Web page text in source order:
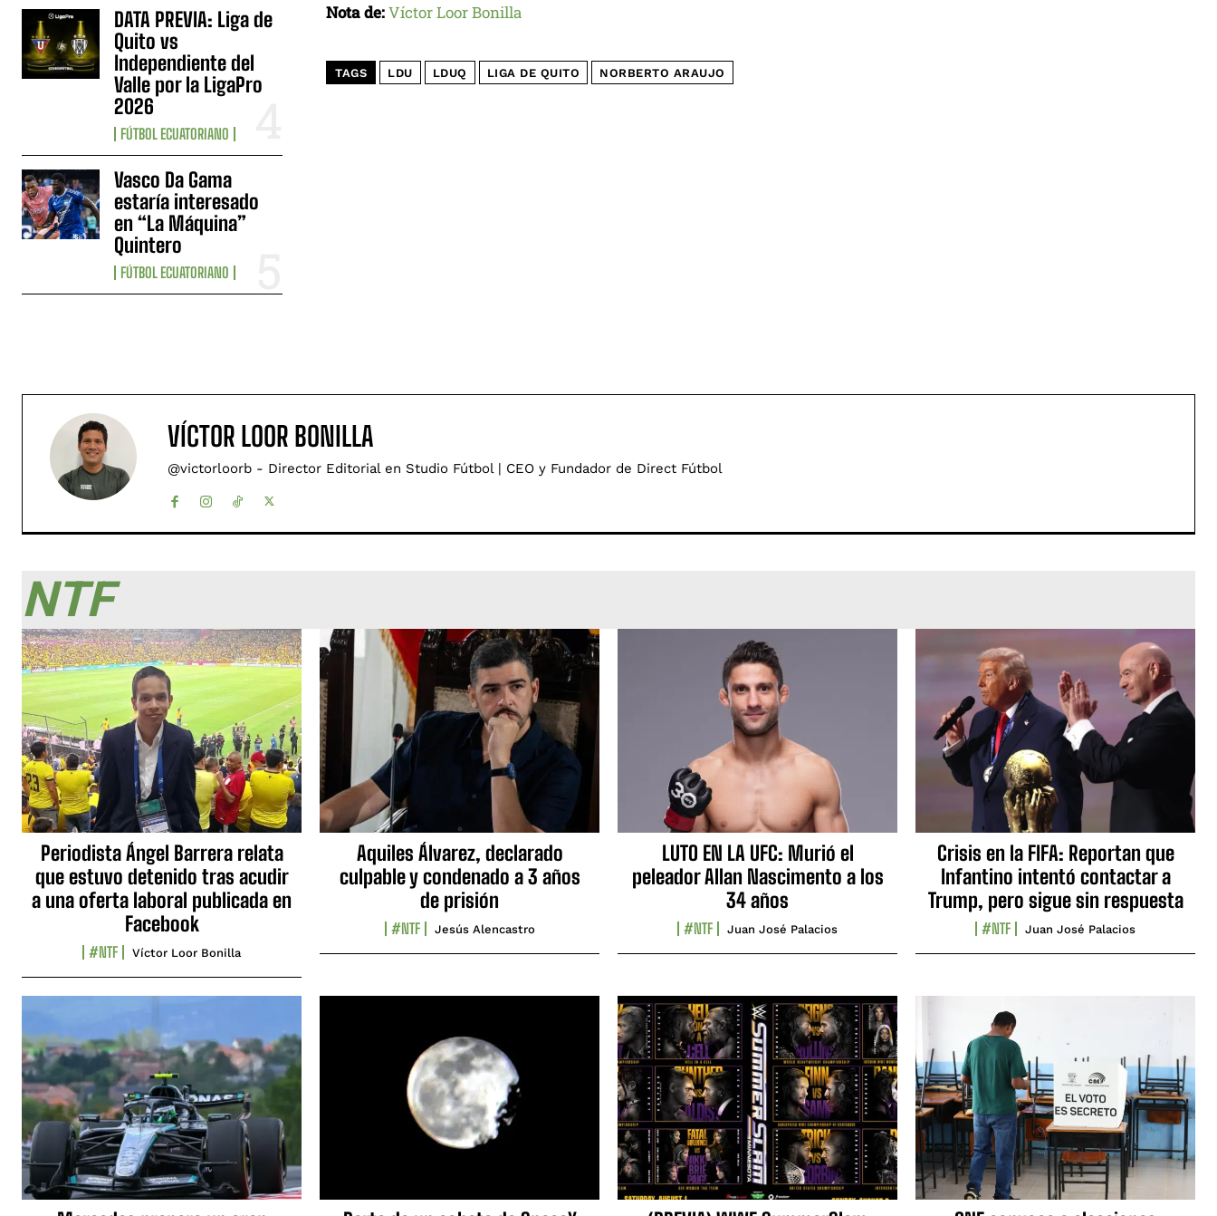
DATA PREVIA: Liga de
Quito vs
Independiente del
Valle por la LigaPro
2026
FÚTBOL ECUATORIANO
Vasco Da Gama
estaría interesado
en “La Máquina”
Quintero
FÚTBOL ECUATORIANO
Nota de:Víctor Loor Bonilla
TAGS LDU LDUQ LIGA DE QUITO NORBERTO ARAUJO
VÍCTOR LOOR BONILLA
@victorloorb - Director Editorial en Studio Fútbol | CEO y Fundador de Direct Fútbol
NTF
Periodista Ángel Barrera relata
que estuvo detenido tras acudir
a una oferta laboral publicada en
Facebook
#NTF Víctor Loor Bonilla
Aquiles Álvarez, declarado
culpable y condenado a 3 años
de prisión
#NTF Jesús Alencastro
LUTO EN LA UFC: Murió el
peleador Allan Nascimento a los
34 años
#NTF Juan José Palacios
Crisis en la FIFA: Reportan que
Infantino intentó contactar a
Trump, pero sigue sin respuesta
#NTF Juan José Palacios